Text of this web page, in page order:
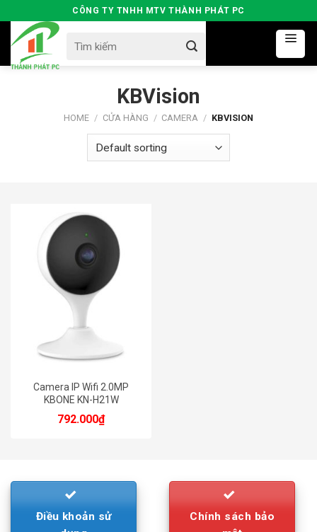
to
content
CÔNG TY TNHH MTV THÀNH PHÁT PC
for:
KBVision
HOME / CỬA HÀNG / CAMERA / KBVISION
Camera IP Wifi 2.0MP
KBONE KN-H21W
792.000₫
792000đ
Điều khoản sử
Chính sách bảo